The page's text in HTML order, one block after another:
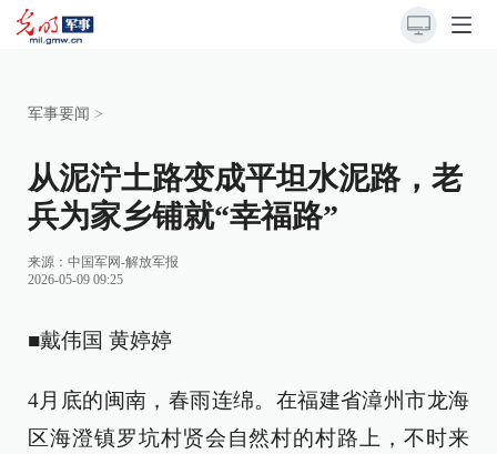
军事要闻 >
从泥泞土路变成平坦水泥路，老
兵为家乡铺就“幸福路”
来源： 中国军网-解放军报
2026-05-09 09:25
■戴伟国 黄婷婷
4月底的闽南，春雨连绵。在福建省漳州市龙海
区海澄镇罗坑村贤会自然村的村路上，不时来